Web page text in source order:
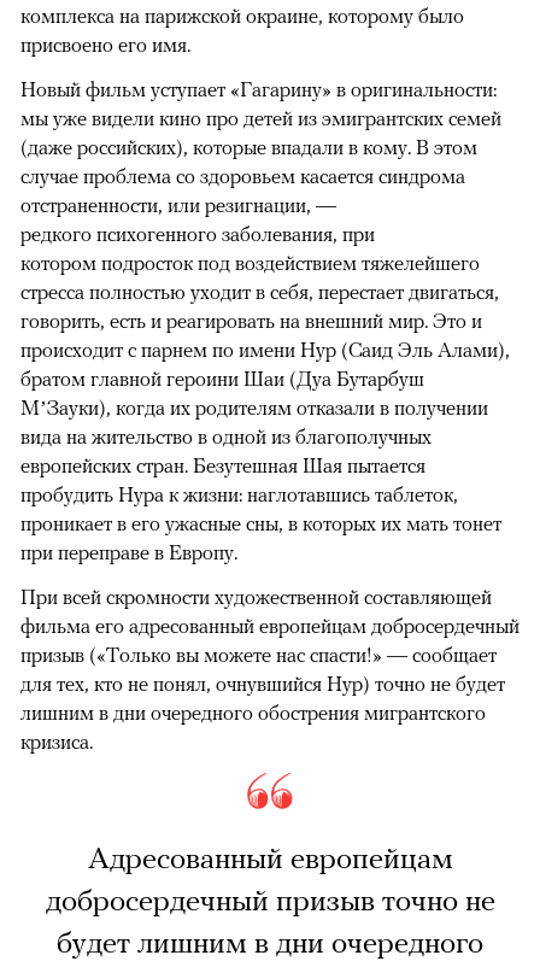
комплекса на парижской окраине, которому было
присвоено его имя.
Новый фильм уступает «Гагарину» в оригинальности:
мы уже видели кино про детей из эмигрантских семей
(даже российских), которые впадали в кому. В этом
случае проблема со здоровьем касается синдрома
отстраненности, или резигнации, —
редкого психогенного заболевания, при
котором подросток под воздействием тяжелейшего
стресса полностью уходит в себя, перестает двигаться,
говорить, есть и реагировать на внешний мир. Это и
происходит с парнем по имени Нур (Саид Эль Алами),
братом главной героини Шаи (Дуа Бутарбуш
М’Зауки), когда их родителям отказали в получении
вида на жительство в одной из благополучных
европейских стран. Безутешная Шая пытается
пробудить Нура к жизни: наглотавшись таблеток,
проникает в его ужасные сны, в которых их мать тонет
при переправе в Европу.
При всей скромности художественной составляющей
фильма его адресованный европейцам добросердечный
призыв («Только вы можете нас спасти!» — сообщает
для тех, кто не понял, очнувшийся Нур) точно не будет
лишним в дни очередного обострения мигрантского
кризиса.
Адресованный европейцам
добросердечный призыв точно не
будет лишним в дни очередного